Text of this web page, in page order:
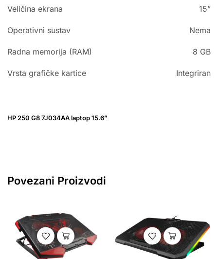
Veličina ekrana 15”
Operativni sustav Nema
Radna memorija (RAM) 8 GB
Vrsta grafičke kartice Integriran
HP 250 G8 7J034AA laptop 15.6”
Povezani Proizvodi